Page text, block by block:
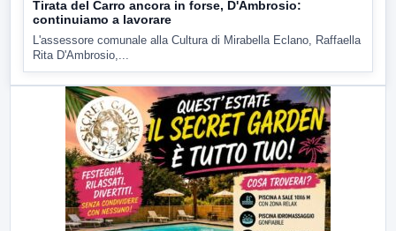
Tirata del Carro ancora in forse, D'Ambrosio:
continuiamo a lavorare
L'assessore comunale alla Cultura di Mirabella Eclano, Raffaella
Rita D'Ambrosio,...